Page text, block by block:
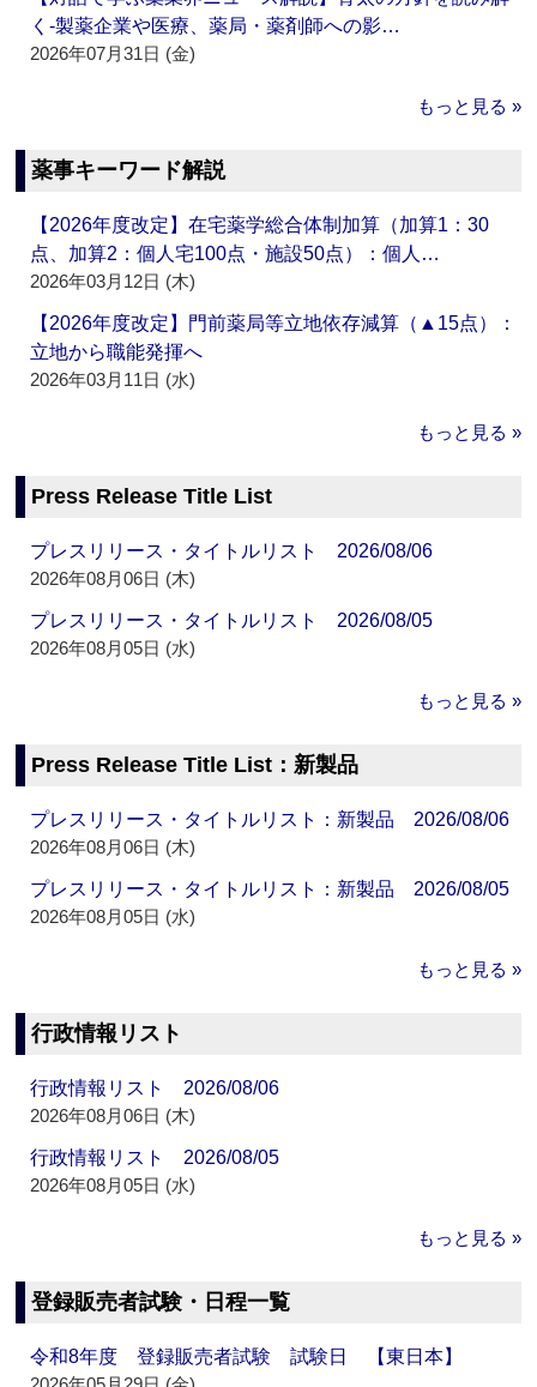
く‐製薬企業や医療、薬局・薬剤師への影…
2026年07月31日 (金)
もっと見る »
薬事キーワード解説
【2026年度改定】在宅薬学総合体制加算（加算1：30
点、加算2：個人宅100点・施設50点）：個人…
2026年03月12日 (木)
【2026年度改定】門前薬局等立地依存減算（▲15点）：
立地から職能発揮へ
2026年03月11日 (水)
もっと見る »
Press Release Title List
プレスリリース・タイトルリスト 2026/08/06
2026年08月06日 (木)
プレスリリース・タイトルリスト 2026/08/05
2026年08月05日 (水)
もっと見る »
Press Release Title List：新製品
プレスリリース・タイトルリスト：新製品 2026/08/06
2026年08月06日 (木)
プレスリリース・タイトルリスト：新製品 2026/08/05
2026年08月05日 (水)
もっと見る »
行政情報リスト
行政情報リスト 2026/08/06
2026年08月06日 (木)
行政情報リスト 2026/08/05
2026年08月05日 (水)
もっと見る »
登録販売者試験・日程一覧
令和8年度 登録販売者試験 試験日 【東日本】